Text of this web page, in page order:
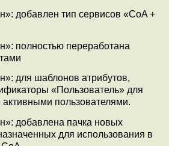
добавлен тип сервисов «CoA +
полностью переработана
для шаблонов атрибутов,
«Пользователь» для
активными пользователями.
добавлена пачка новых
для использования в